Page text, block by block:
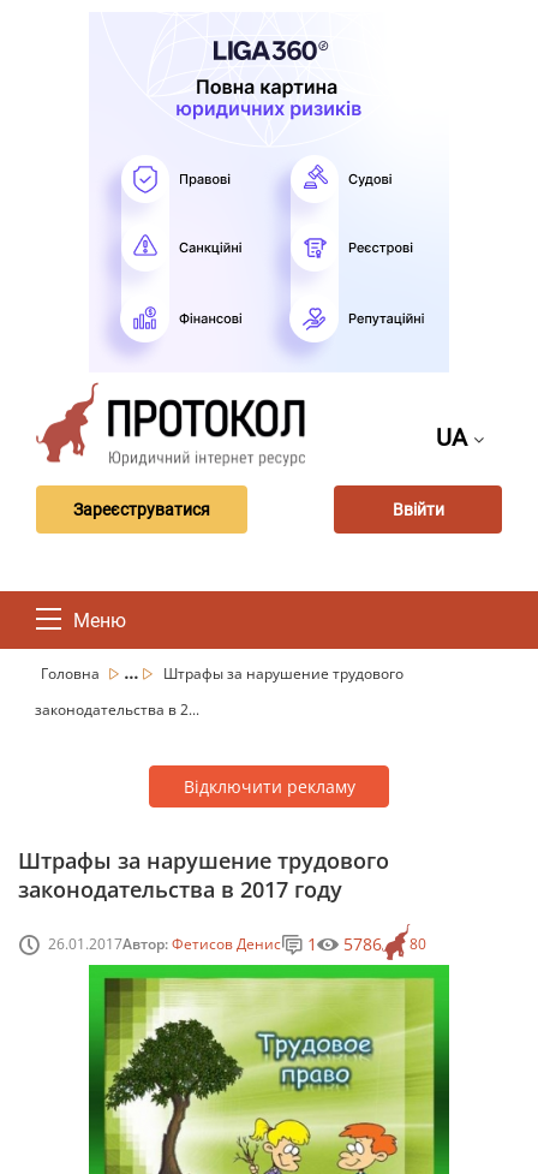
UA
Зареєструватися Ввійти
Меню
Головна ...
Штрафы за нарушение трудового
законодательства в 2...
Відключити рекламу
Штрафы за нарушение трудового
законодательства в 2017 году
26.01.2017Автор:Фетисов Денис 80
1 5786